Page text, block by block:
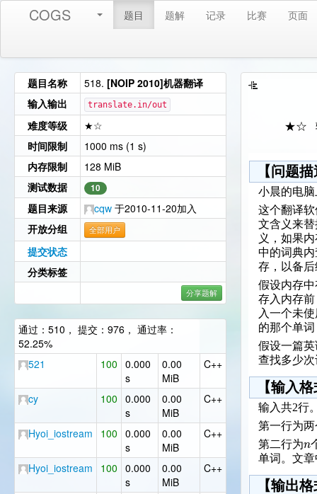
COGS 题目 题解 记录 比赛 页面
题目名称 518. [NOIP 2010]机器翻译
输入输出
translate.in/out
难度等级
★☆
时间限制
1000 ms (1 s)
内存限制
128 MiB
测试数据
10
题目来源 cqw 于2010-11-20加入
开放分组
全部用户
提交状态
分类标签
分享题解
通过：510， 提交：976， 通过率：
52.25%
521
100 0.000
s
0.00
MiB
C++
cy 100 0.000
s
0.00
MiB
C++
Hyoi_iostream 100 0.000
s
0.00
MiB
C++
Hyoi_iostream 100 0.000
s
0.00
MiB
C++
★☆
【问题
小晨的电
这个翻译
文含义来
义，如果
中的词典
存，以备
假设内存中
存入内存
入一个未
的那个单
假设一篇
查找多少
【输入
输入共2行
第一行为
第二行为n
单词。文
【输出